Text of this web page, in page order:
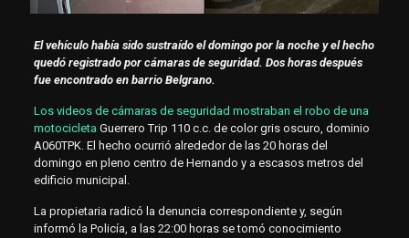
El vehículo había sido sustraído el domingo por la noche y el hecho
quedó registrado por cámaras de seguridad. Dos horas después
fue encontrado en barrio Belgrano.
Los videos de cámaras de seguridad mostraban el robo de una
motocicleta Guerrero Trip 110 c.c. de color gris oscuro, dominio
A060TPK. El hecho ocurrió alrededor de las 20 horas del
domingo en pleno centro de Hernando y a escasos metros del
edificio municipal.
La propietaria radicó la denuncia correspondiente y, según
informó la Policía, a las 22:00 horas se tomó conocimiento